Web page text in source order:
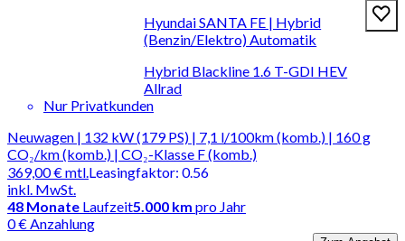
Hyundai SANTA FE | Hybrid
(Benzin/Elektro) Automatik
Hybrid Blackline 1.6 T-GDI HEV
Allrad
Nur Privatkunden
Neuwagen | 132 kW (179 PS) | 7,1 l/100km (komb.) | 160 g
CO₂/km (komb.) | CO₂-Klasse F (komb.)
369,00 €mtl.
inkl. MwSt.
Leasingfaktor: 0.56
48 Monate Laufzeit5.000 km pro Jahr
0 € Anzahlung